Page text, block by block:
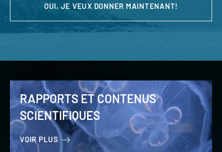
OUI, JE VEUX DONNER MAINTENANT!
RAPPORTS ET CONTENUS
SCIENTIFIQUES
VOIR PLUS